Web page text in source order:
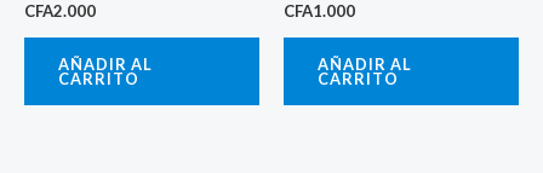
CFA2.000
AÑADIR AL
CARRITO
CFA1.000
AÑADIR AL
CARRITO